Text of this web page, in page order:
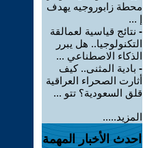
محطة زابوروجيه يهدف
إ ...
- نتائج قياسية لعمالقة
التكنولوجيا.. هل يبرر
الذكاء الاصطناعي ...
- بادية المثنى.. كيف
أثارت الصحراء العراقية
قلق السعودية؟ تتو ...
المزيد.....
احدث الأخبار المهمة